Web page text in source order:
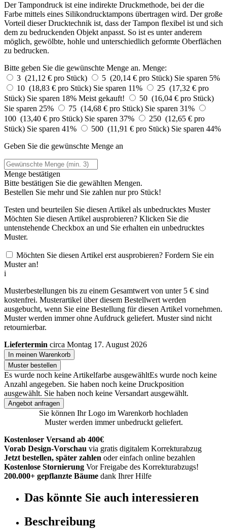
Der Tampondruck ist eine indirekte Druckmethode, bei der die
Farbe mittels eines Silikondrucktampons übertragen wird. Der große
Vorteil dieser Drucktechnik ist, dass der Tampon flexibel ist und sich
dem zu bedruckenden Objekt anpasst. So ist es unter anderem
möglich, gewölbte, hohle und unterschiedlich geformte Oberflächen
zu bedrucken.
Bitte geben Sie die gewünschte Menge an. Menge:
3 (21,12 € pro Stück)
5 (20,14 € pro Stück) Sie sparen 5%
10 (18,83 € pro Stück) Sie sparen 11%
25 (17,32 € pro
Stück) Sie sparen 18% Meist gekauft!
50 (16,04 € pro Stück)
Sie sparen 25%
75 (14,68 € pro Stück) Sie sparen 31%
100 (13,40 € pro Stück) Sie sparen 37%
250 (12,65 € pro
Stück) Sie sparen 41% 500 (11,91 € pro Stück) Sie sparen 44%
Geben Sie die gewünschte Menge an
Menge bestätigen
Bitte bestätigen Sie die gewählten Mengen.
Bestellen Sie mehr und Sie zahlen nurpro Stück!
Testen und beurteilen Sie diesen Artikel als unbedrucktes Muster
Möchten Sie diesen Artikel ausprobieren? Klicken Sie die
untenstehende Checkbox an und Sie erhalten ein unbedrucktes
Muster.
Möchten Sie diesen Artikel erst ausprobieren? Fordern Sie ein
Muster an!
i
Musterbestellungen bis zu einem Gesamtwert von unter 5 € sind
kostenfrei. Musterartikel über diesem Bestellwert werden
ausgebucht, wenn Sie eine Bestellung für diesen Artikel vornehmen.
Muster werden immer ohne Aufdruck geliefert. Muster sind nicht
retournierbar.
Liefertermin circa Montag 17. August 2026
In meinen Warenkorb
Muster bestellen
Es wurde noch keine Artikelfarbe ausgewähltEs wurde noch keine
Anzahl angegeben. Sie haben noch keine Druckposition
ausgewählt. Sie haben noch keine Versandart ausgewählt.
Angebot anfragen
Sie können Ihr Logo im Warenkorb hochladen
Muster werden immer unbedruckt geliefert.
Kostenloser Versand ab 400€
Vorab Design-Vorschau via gratis digitalem Korrekturabzug
Jetzt bestellen, später zahlen oder einfach online bezahlen
Kostenlose Stornierung Vor Freigabe des Korrekturabzugs!
200.000+ gepflanzte Bäume dank Ihrer Hilfe
Das könnte Sie auch interessieren
Beschreibung